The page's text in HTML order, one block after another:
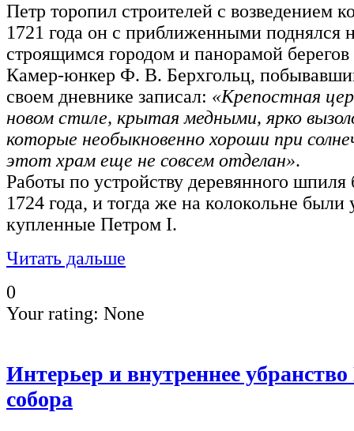
Петр торопил строителей с возведением
1721 года он с приближенными поднялся
строящимся городом и панорамой
Камер-юнкер Ф. В. Берхгольц,
своем дневнике записал: «Крепостная
новом стиле, крытая медными, ярко
которые необыкновенно хороши при
этот храм еще не совсем отделан».
Работы по устройству деревянного
1724 года, и тогда же на колокольне
купленные Петром I.
Читать дальше
0
Your rating: None
Интерьер и внутреннее
собора